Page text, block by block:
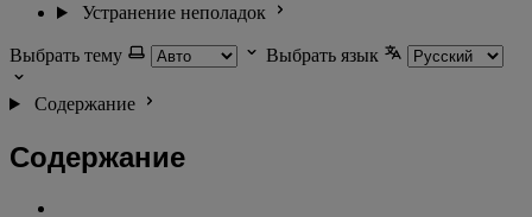
Устранение неполадок
Выбрать тему Выбрать язык
Содержание
Содержание